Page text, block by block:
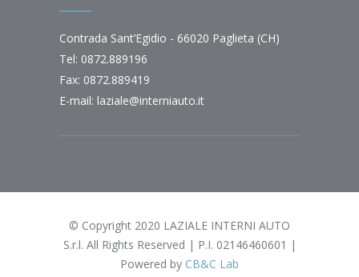
Contrada Sant’Egidio - 66020 Paglieta (CH)
Tel: 0872.889196
Fax: 0872.889419
E-mail: laziale@interniauto.it
© Copyright 2020 LAZIALE INTERNI AUTO
S.r.l. All Rights Reserved | P.I. 02146460601 |
Powered by CB&C Lab